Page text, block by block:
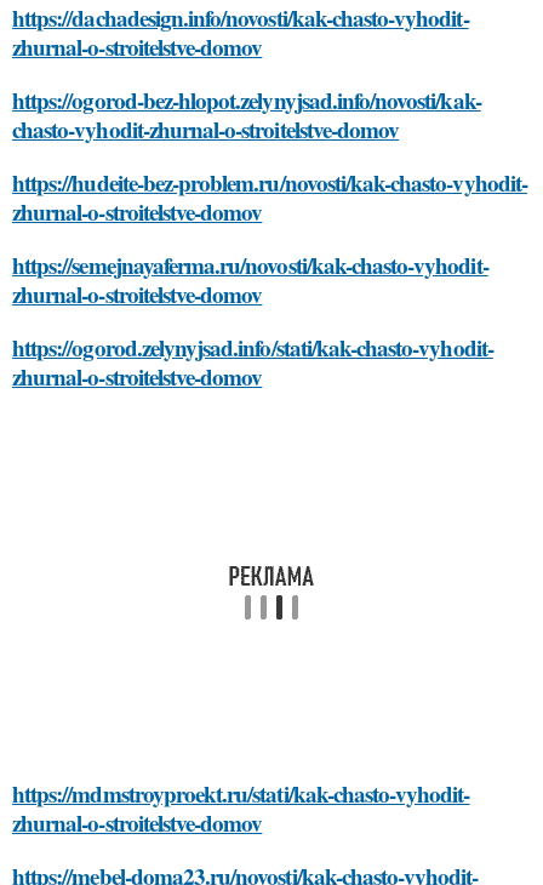
https://dachadesign.info/novosti/kak-chasto-vyhodit-
zhurnal-o-stroitelstve-domov
https://ogorod-bez-hlopot.zelynyjsad.info/novosti/kak-
chasto-vyhodit-zhurnal-o-stroitelstve-domov
https://hudeite-bez-problem.ru/novosti/kak-chasto-vyhodit-
zhurnal-o-stroitelstve-domov
https://semejnayaferma.ru/novosti/kak-chasto-vyhodit-
zhurnal-o-stroitelstve-domov
https://ogorod.zelynyjsad.info/stati/kak-chasto-vyhodit-
zhurnal-o-stroitelstve-domov
https://mdmstroyproekt.ru/stati/kak-chasto-vyhodit-
zhurnal-o-stroitelstve-domov
https://mebel-doma23.ru/novosti/kak-chasto-vyhodit-